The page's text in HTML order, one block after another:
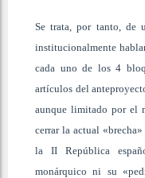
Se trata, por tanto, de
institucionalmente
cada uno de los 4
artículos del
aunque limitado por el
cerrar la actual
la II República
monárquico ni su